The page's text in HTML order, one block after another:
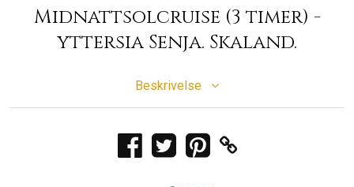
Midnattsolcruise (3 timer) -
yttersia Senja. Skaland.
Beskrivelse